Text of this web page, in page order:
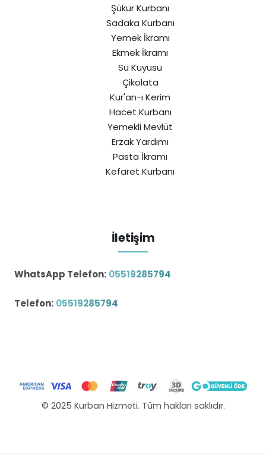
Şükür Kurbanı
Sadaka Kurbanı
Yemek İkramı
Ekmek İkramı
Su Kuyusu
Çikolata
Kur'an-ı Kerim
Hacet Kurbanı
Yemekli Mevlüt
Erzak Yardımı
Pasta İkramı
Kefaret Kurbanı
İletişim
WhatsApp Telefon: 05519285794
Telefon: 05519285794
© 2025 Kurban Hizmeti. Tüm hakları saklıdır.